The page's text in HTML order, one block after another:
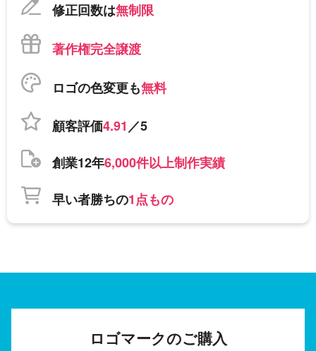
修正回数は無制限
著作権完全譲渡
ロゴの色変更も無料
顧客評価4.91／5
創業12年6,000件以上制作実績
早い者勝ちの1点もの
ロゴマークのご購入